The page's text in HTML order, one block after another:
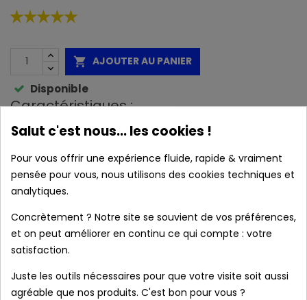
 AJOUTER AU PANIER
Disponible
Caractéristiques :
local_shippingLivraison prévue à partir du 08/08/2026 en
France métropolitaine.
Produits authentiques au meilleur prix
Livraison rapide 24/48h
Salut c'est nous... les cookies !
Pour vous offrir une expérience fluide, rapide & vraiment
pensée pour vous, nous utilisons des cookies techniques et
analytiques.
Concrètement ? Notre site se souvient de vos préférences,
et on peut améliorer en continu ce qui compte : votre
satisfaction.
Juste les outils nécessaires pour que votre visite soit aussi
agréable que nos produits. C'est bon pour vous ?